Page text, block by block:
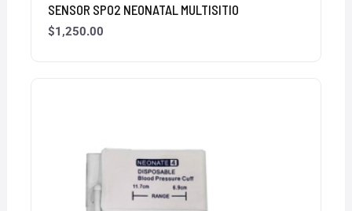
SENSOR SPO2 NEONATAL MULTISITIO
$1,250.00